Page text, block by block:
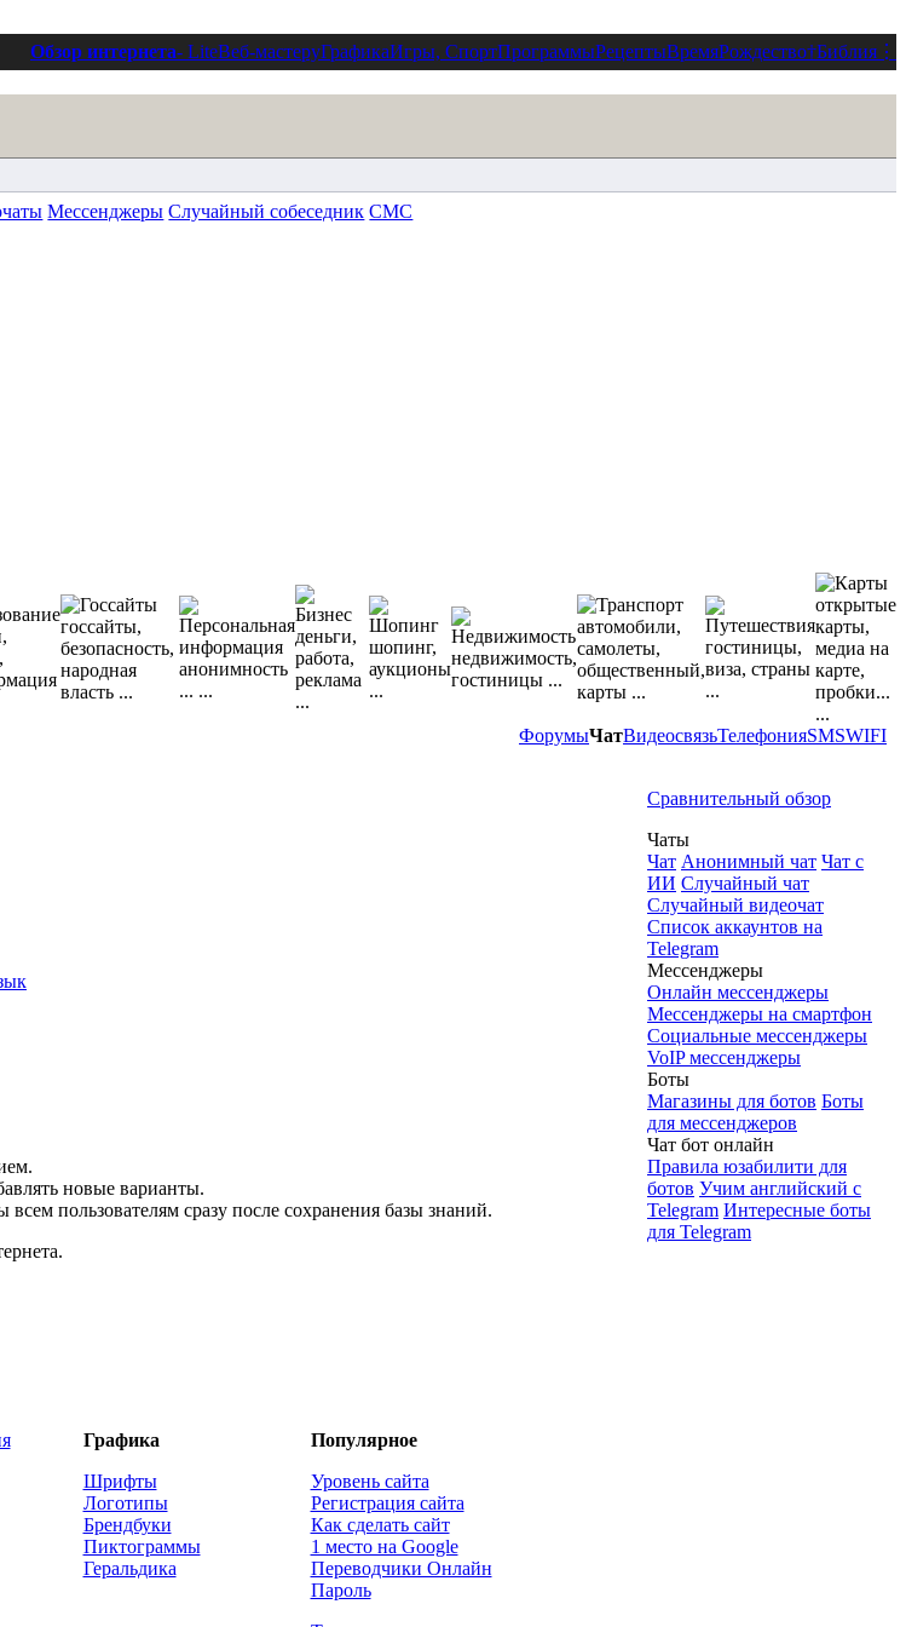
Обзор интернета- LiteВеб-мастеруГрафикаИгры, СпортПрограммыРецептыВремяРождество†Библия ⋮
ФорумыЧатВидеосвязьТелефонияSMSWIFI
Мессенджеры Случайный собеседник СМС
новые варианты.
всем пользователям сразу после сохранения базы знаний.
Сравнительный обзор
Чаты
Чат Анонимный чат Чат с
ИИ Случайный чат
Случайный видеочат
Список аккаунтов на
Telegram
Мессенджеры
Онлайн мессенджеры
Мессенджеры на смартфон
Социальные мессенджеры
VoIP мессенджеры
Боты
Магазины для ботов Боты
для мессенджеров
Чат бот онлайн
Правила юзабилити для
ботов Учим английский с
Telegram Интересные боты
для Telegram
Графика
Шрифты
Логотипы
Брендбуки
Пиктограммы
Геральдика
Популярное
Уровень сайта
Регистрация сайта
Как сделать сайт
1 место на Google
Переводчики Онлайн
Пароль